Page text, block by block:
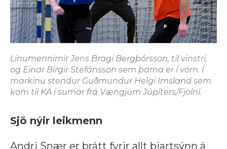
Línumennirnir Jens Bragi Bergþórsson, til vinstri,
og Einar Birgir Stefánsson sem þarna er í vörn. Í
markinu stendur Guðmundur Helgi Imsland sem
kom til KA í sumar frá Vængjum Júpíters/Fjölni.
Sjö nýir leikmenn
Andri Snær er þrátt fyrir allt bjartsýnn á